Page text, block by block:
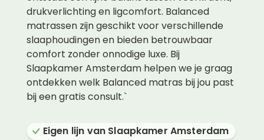
drukverlichting en ligcomfort. Balanced
matrassen zijn geschikt voor verschillende
slaaphoudingen en bieden betrouwbaar
comfort zonder onnodige luxe. Bij
Slaapkamer Amsterdam helpen we je graag
ontdekken welk Balanced matras bij jou past
bij een gratis consult.`
Eigen lijn van Slaapkamer Amsterdam